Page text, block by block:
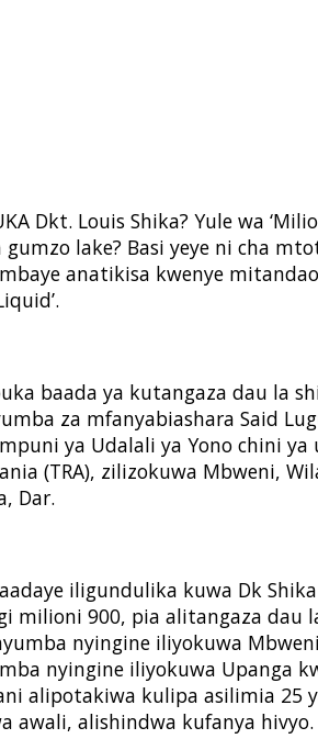
Dkt. Louis Shika? Yule wa
lake? Basi yeye ni cha
anatikisa kwenye
baada ya kutangaza dau la
za mfanyabiashara Said
ya Udalali ya Yono chini
(TRA), zilizokuwa Mbweni,
Dar.
iligundulika kuwa Dk
milioni 900, pia alitangaza dau
nyingine iliyokuwa
nyingine iliyokuwa Upanga
alipotakiwa kulipa asilimia 25
awali, alishindwa kufanya hivyo.